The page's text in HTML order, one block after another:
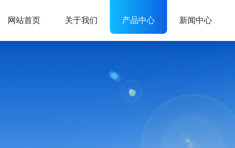
网站首页 关于我们 产品中心 新闻中心